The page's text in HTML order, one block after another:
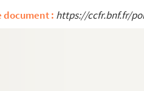
document : https://ccfr.bnf.fr/